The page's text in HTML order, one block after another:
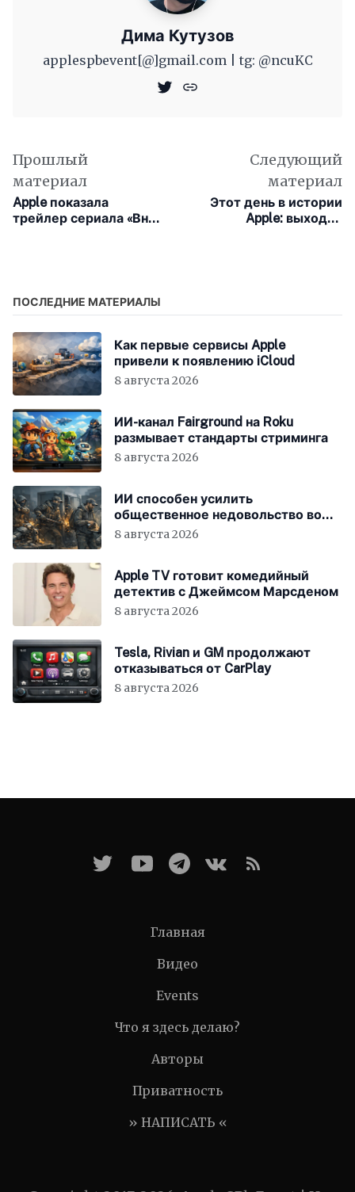
Дима Кутузов
applespbevent[@]gmail.com | tg: @ncuKC
Прошлый
материал
Apple показала
трейлер сериала «Вниз
Следующий
материал
Этот день в истории
Apple: выходит
ПОСЛЕДНИЕ МАТЕРИАЛЫ
Как первые сервисы Apple
привели к появлению iCloud
8 августа 2026
ИИ-канал Fairground на Roku
размывает стандарты стриминга
8 августа 2026
ИИ способен усилить
общественное недовольство во
всём мире
8 августа 2026
Apple TV готовит комедийный
детектив с Джеймсом Марсденом
8 августа 2026
Tesla, Rivian и GM продолжают
отказываться от CarPlay
8 августа 2026
Главная
Видео
Events
Что я здесь делаю?
Авторы
Приватность
» НАПИСАТЬ «